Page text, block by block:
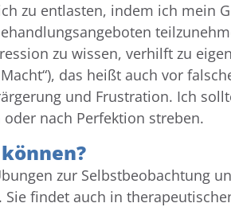
zu entlasten, indem ich mein
zu wissen, verhilft zu
das heißt auch vor
und Frustration. Ich
nach Perfektion streben.
zur Selbstbeobachtung
findet auch in